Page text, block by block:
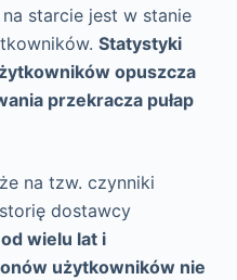
starcie jest w stanie
Statystyki
opuszcza
przekracza pułap
na tzw. czynniki
dostawcy
wielu lat i
użytkowników nie